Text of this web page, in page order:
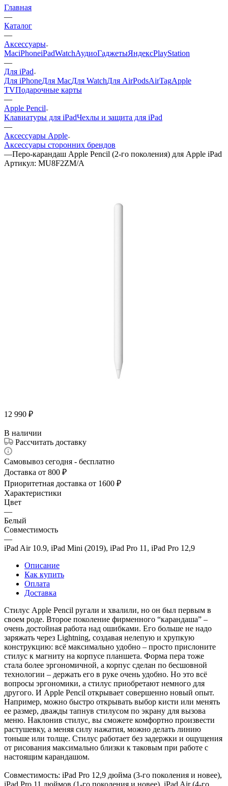
Главная
—
Каталог
—
Аксессуары
MaciPhoneiPadWatchАудиоГаджетыЯндексPlayStation
—
Для iPad
Для iPhoneДля MacДля WatchДля AirPodsAirTagApple
TVПодарочные карты
—
Apple Pencil
Клавиатуры для iPadЧехлы и защита для iPad
—
Аксессуары Apple
Аксессуары сторонних брендов
—Перо-карандаш Apple Pencil (2-го поколения) для Apple iPad
Артикул: MU8F2ZM/A
12 990 ₽
В наличии
Рассчитать доставку
Самовывоз сегодня - бесплатно
Доставка от 800 ₽
Приоритетная доставка от 1600 ₽
Характеристики
Цвет
—
Белый
Совместимость
—
iPad Air 10.9, iPad Mini (2019), iPad Pro 11, iPad Pro 12,9
Описание
Как купить
Оплата
Доставка
Стилус Apple Pencil ругали и хвалили, но он был первым в
своем роде. Второе поколение фирменного “карандаша” –
очень достойная работа над ошибками. Его больше не надо
заряжать через Lightning, создавая нелепую и хрупкую
конструкцию: всё максимально удобно – просто прислоните
стилус к магниту на корпусе планшета. Форма пера тоже
стала более эргономичной, а корпус сделан по бесшовной
технологии – держать его в руке очень удобно. Но это всё
вопросы эргономики, а стилус приобретают немного для
другого. И Apple Pencil открывает совершенно новый опыт.
Например, можно быстро открывать выбор кисти или менять
ее размер, дважды тапнув стилусом по экрану для вызова
меню. Наклонив стилус, вы сможете комфортно произвести
растушевку, а меняя силу нажатия, можно делать линию
тоньше или толще. Стилус работает без задержки и ощущения
от рисования максимально близки к таковым при работе с
настоящим карандашом.
Совместимость: iPad Pro 12,9 дюйма (3-го поколения и новее),
iPad Pro 11 дюймов (1-го поколения и новее), iPad Air (4-го